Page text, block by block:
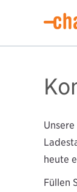
heute
Füllen